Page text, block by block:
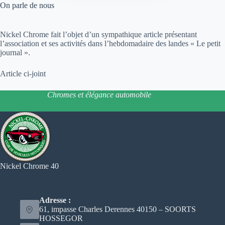
On parle de nous
Nickel Chrome fait l’objet d’un sympathique article présentant
l’association et ses activités dans l’hebdomadaire des landes « Le petit
journal ».
Article ci-joint
Chromes et élégance automobile
Nickel Chrome 40
Adresse :
61, impasse Charles Derennes 40150 – SOORTS
HOSSEGOR